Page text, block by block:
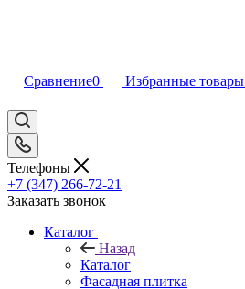
Сравнение0 Избранные товары
Телефоны
+7 (347) 266-72-21
Заказать звонок
Каталог
Назад
Каталог
Фасадная плитка